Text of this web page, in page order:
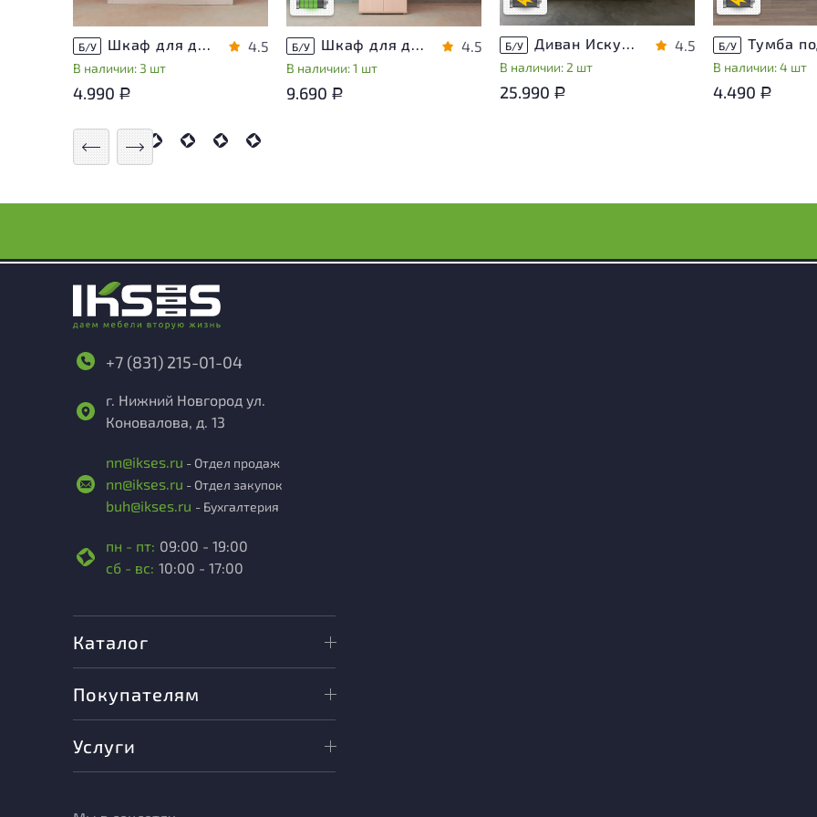
Б/У Шкаф для документов Металл
В наличии: 3 шт
4.5
4.990 Р
Б/У Шкаф для документов Vasanta ЛДСП Дуб Россия
В наличии: 1 шт
4.5
9.690 Р
Б/У Диван Искусственная кожа Бежевый
В наличии: 2 шт
4.5
25.990 Р
Б/У
В наличии: 4 шт
4.490 Р
+7 (831) 215-01-04
г. Нижний Новгород ул.
Коновалова, д. 13
nn@ikses.ru - Отдел продаж
nn@ikses.ru - Отдел закупок
buh@ikses.ru - Бухгалтерия
пн - пт: 09:00 - 19:00
сб - вс: 10:00 - 17:00
Каталог
Покупателям
Услуги